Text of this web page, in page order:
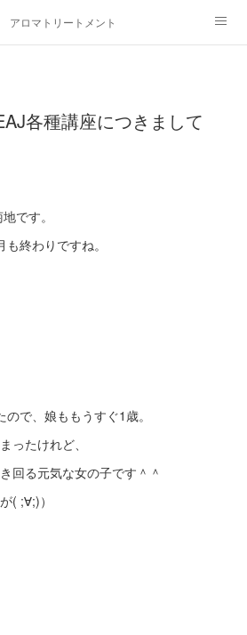
アロマトリートメントMenu
各種講座につきまして
です。
終わりですね。
で、娘ももうすぐ1歳。
ったけれど、
回る元気な女の子です＾＾
( ;∀;)）